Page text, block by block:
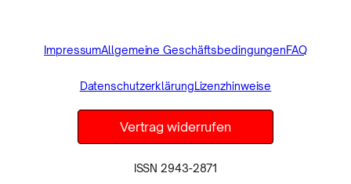
ImpressumAllgemeine GeschäftsbedingungenFAQ
DatenschutzerklärungLizenzhinweise
Vertrag widerrufen
ISSN 2943-2871